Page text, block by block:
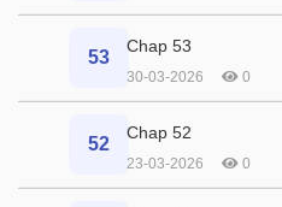
53
Chap 53
30-03-2026 0
52
Chap 52
23-03-2026 0